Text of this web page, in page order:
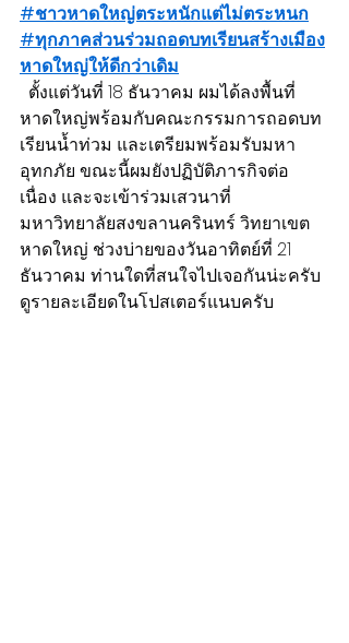
#ชาวหาดใหญ่ตระหนักแต่ไม่ตระหนก
#ทุกภาคส่วนร่วมถอดบทเรียนสร้างเมือง
หาดใหญ่ให้ดีกว่าเดิม
ตั้งแต่วันที่ 18 ธันวาคม ผมได้ลงพื้นที่
หาดใหญ่พร้อมกับคณะกรรมการถอดบท
เรียนน้ำท่วม และเตรียมพร้อมรับมหา
อุทกภัย ขณะนี้ผมยังปฏิบัติภารกิจต่อ
เนื่อง และจะเข้าร่วมเสวนาที่
มหาวิทยาลัยสงขลานครินทร์ วิทยาเขต
หาดใหญ่ ช่วงบ่ายของวันอาทิตย์ที่ 21
ธันวาคม ท่านใดที่สนใจไปเจอกันน่ะครับ
ดูรายละเอียดในโปสเตอร์แนบครับ